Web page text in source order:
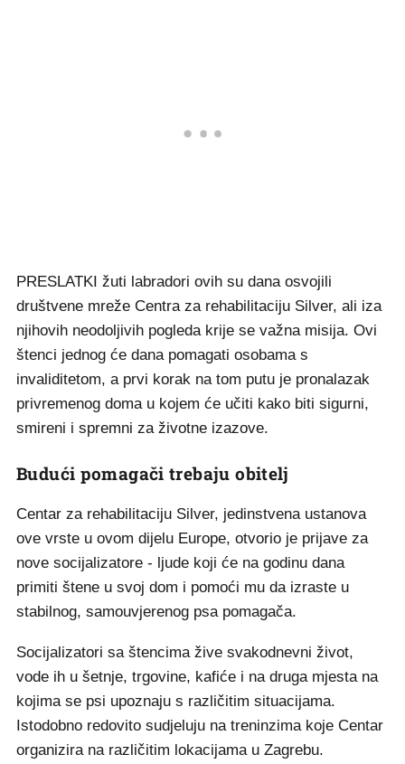
PRESLATKI žuti labradori ovih su dana osvojili
društvene mreže Centra za rehabilitaciju Silver, ali iza
njihovih neodoljivih pogleda krije se važna misija. Ovi
štenci jednog će dana pomagati osobama s
invaliditetom, a prvi korak na tom putu je pronalazak
privremenog doma u kojem će učiti kako biti sigurni,
smireni i spremni za životne izazove.
Budući pomagači trebaju obitelj
Centar za rehabilitaciju Silver, jedinstvena ustanova
ove vrste u ovom dijelu Europe, otvorio je prijave za
nove socijalizatore - ljude koji će na godinu dana
primiti štene u svoj dom i pomoći mu da izraste u
stabilnog, samouvjerenog psa pomagača.
Socijalizatori sa štencima žive svakodnevni život,
vode ih u šetnje, trgovine, kafiće i na druga mjesta na
kojima se psi upoznaju s različitim situacijama.
Istodobno redovito sudjeluju na treninzima koje Centar
organizira na različitim lokacijama u Zagrebu.